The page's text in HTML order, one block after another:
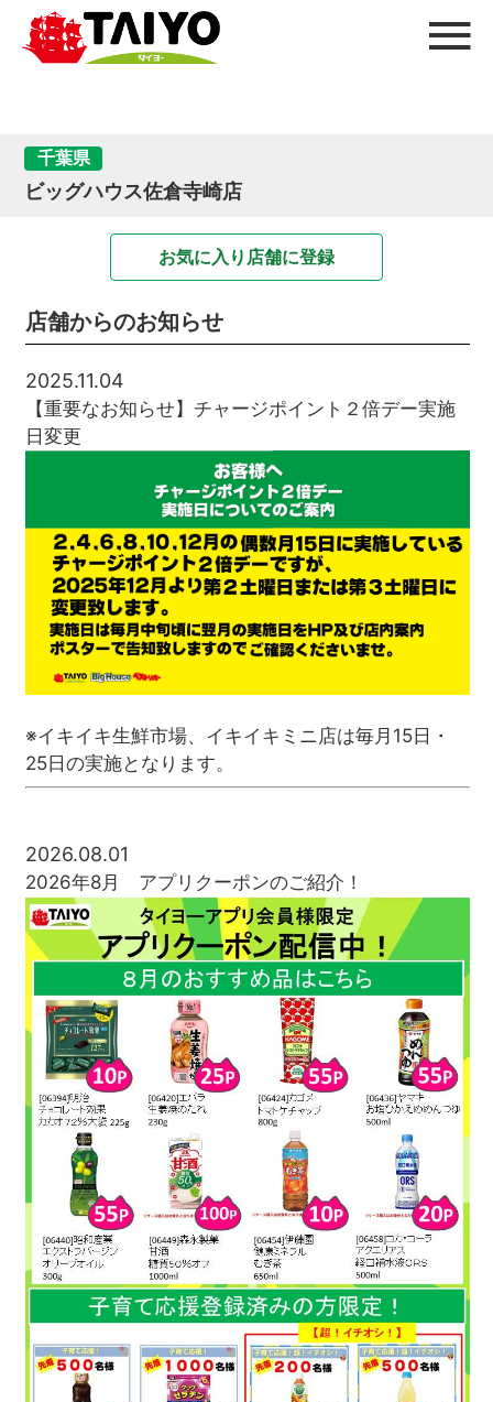
千葉県
ビッグハウス佐倉寺崎店
お気に入り店舗に登録
店舗からのお知らせ
2025.11.04
【重要なお知らせ】チャージポイント２倍デー実施
日変更
※イキイキ生鮮市場、イキイキミニ店は毎月15日・
25日の実施となります。
2026.08.01
2026年8月 アプリクーポンのご紹介！